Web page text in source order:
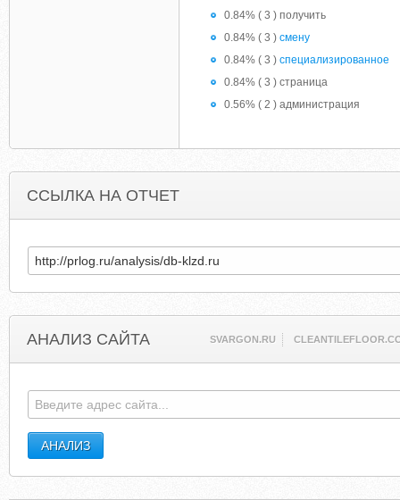
0.84% ( 3 ) получить
0.84% ( 3 ) смену
0.84% ( 3 ) специализированное
0.84% ( 3 ) страница
0.56% ( 2 ) администрация
ССЫЛКА НА ОТЧЕТ
АНАЛИЗ САЙТА SVARGON.RU